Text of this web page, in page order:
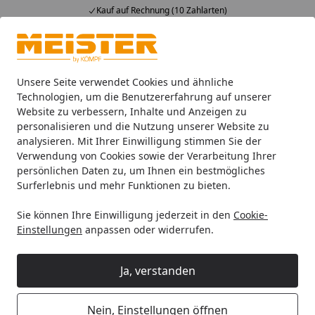
Unsere Seite verwendet Cookies und ähnliche
Technologien, um die Benutzererfahrung auf unserer
Website zu verbessern, Inhalte und Anzeigen zu
personalisieren und die Nutzung unserer Website zu
analysieren. Mit Ihrer Einwilligung stimmen Sie der
Verwendung von Cookies sowie der Verarbeitung Ihrer
persönlichen Daten zu, um Ihnen ein bestmögliches
Surferlebnis und mehr Funktionen zu bieten.
Sie können Ihre Einwilligung jederzeit in den Cookie-
Einstellungen anpassen oder widerrufen.
Ja, verstanden
Nein, Einstellungen öffnen
Kauf auf Rechnung (10 Zahlarten)
Alle Produkte
Mein Konto
Suchen
Startseite
HANDMUSTER MEISTER Lindura-Holzboden HD 400 |
HANDMUSTER MEISTER Lindura-
Holzboden HD 400 |
ultramattlackiert (Sonderformat)
Eiche natur creme geb 8966 5G
Dry®